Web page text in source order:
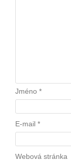
Jméno *
E-mail *
Webová stránka